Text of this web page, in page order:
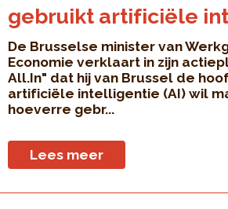
gebruikt artificiële
De Brusselse minister van
Economie verklaart in zijn
All.In" dat hij van Brussel de
artificiële intelligentie (AI) wil
hoeverre gebr...
Lees meer